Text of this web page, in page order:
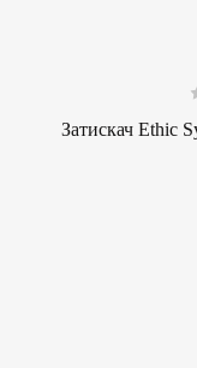
Затискач Ethic